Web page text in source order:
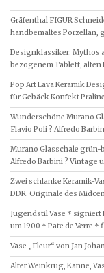
Gräfenthal FIGUR
handbemaltes Porzellan,
Designklassiker: Mythos
bezogenem Tablett, alten
Pop Art Lava Keramik
für Gebäck Konfekt
Wunderschöne Murano
Flavio Poli ? Alfredo
Murano Glasschale
Alfredo Barbini ? Vintage
Zwei schlanke Keramik-
DDR. Originale des
Jugendstil Vase * signiert
um 1900 * Pate de Verre
Vase „Fleur“ von Jan
Alter Weinkrug, Kanne,